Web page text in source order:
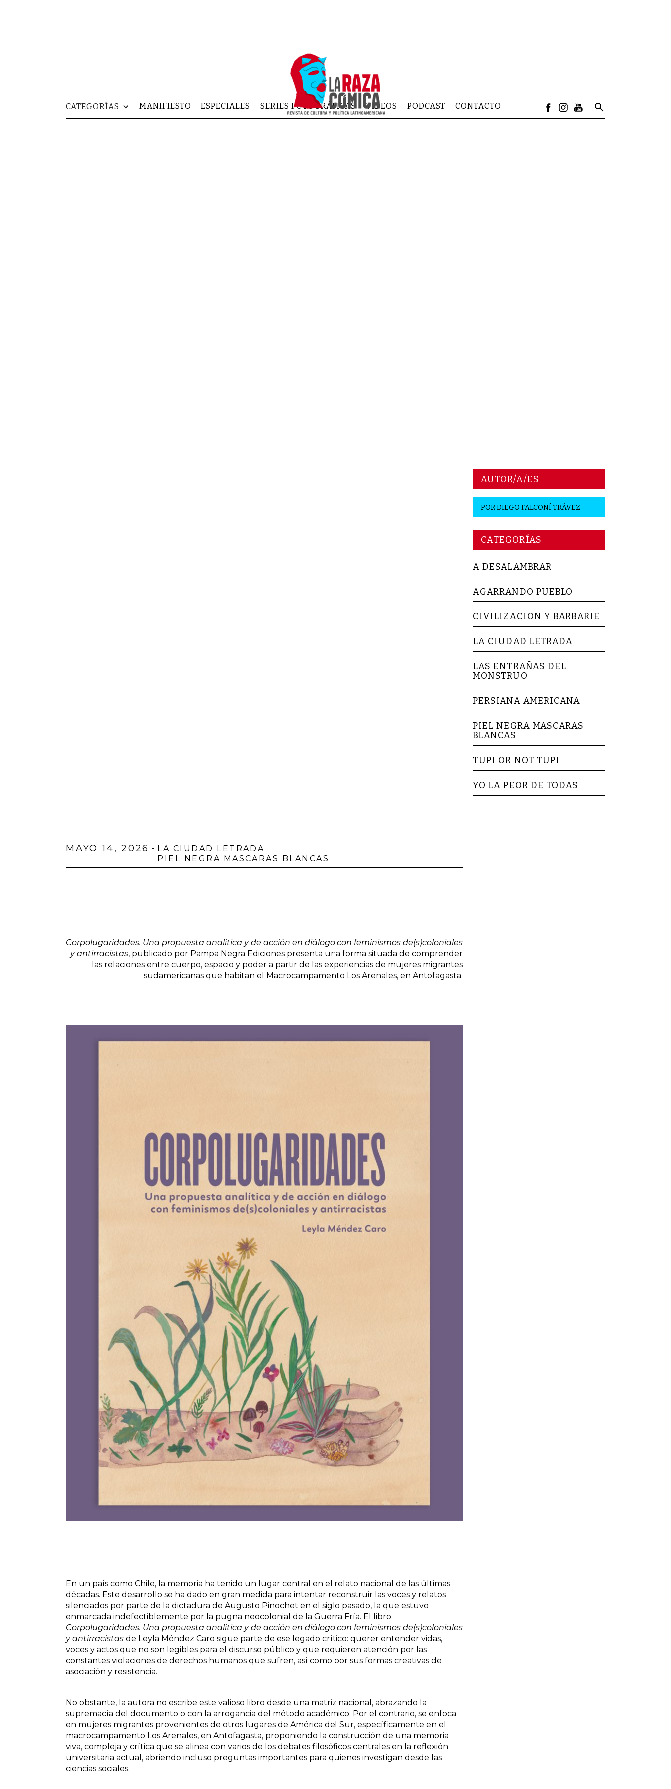
CATEGORÍAS MANIFIESTO ESPECIALES SERIES FOTOGRÁFICAS VIDEOS PODCAST CONTACTO
MAYO 14, 2026 - LA CIUDAD LETRADA
PIEL NEGRA MASCARAS BLANCAS
Corpolugaridades. Una propuesta analítica y de acción en diálogo con feminismos de(s)coloniales
y antirracistas, publicado por Pampa Negra Ediciones presenta una forma situada de comprender
las relaciones entre cuerpo, espacio y poder a partir de las experiencias de mujeres migrantes
sudamericanas que habitan el Macrocampamento Los Arenales, en Antofagasta.
En un país como Chile, la memoria ha tenido un lugar central en el relato nacional de las últimas
décadas. Este desarrollo se ha dado en gran medida para intentar reconstruir las voces y relatos
silenciados por parte de la dictadura de Augusto Pinochet en el siglo pasado, la que estuvo
enmarcada indefectiblemente por la pugna neocolonial de la Guerra Fría. El libro
Corpolugaridades. Una propuesta analítica y de acción en diálogo con feminismos de(s)coloniales
y antirracistas de Leyla Méndez Caro sigue parte de ese legado crítico: querer entender vidas,
voces y actos que no son legibles para el discurso público y que requieren atención por las
constantes violaciones de derechos humanos que sufren, así como por sus formas creativas de
asociación y resistencia.
No obstante, la autora no escribe este valioso libro desde una matriz nacional, abrazando la
supremacía del documento o con la arrogancia del método académico. Por el contrario, se enfoca
en mujeres migrantes provenientes de otros lugares de América del Sur, específicamente en el
macrocampamento Los Arenales, en Antofagasta, proponiendo la construcción de una memoria
viva, compleja y crítica que se alinea con varios de los debates filosóficos centrales en la reflexión
universitaria actual, abriendo incluso preguntas importantes para quienes investigan desde las
ciencias sociales.
AUTOR/A/ES
PORDIEGO FALCONÍ TRÁVEZ
CATEGORÍAS
A DESALAMBRAR
AGARRANDO PUEBLO
CIVILIZACION Y BARBARIE
LA CIUDAD LETRADA
LAS ENTRAÑAS DEL
MONSTRUO
PERSIANA AMERICANA
PIEL NEGRA MASCARAS
BLANCAS
TUPI OR NOT TUPI
YO LA PEOR DE TODAS